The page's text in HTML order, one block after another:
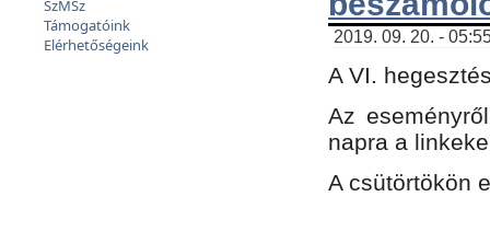
SzMSz
Támogatóink
Elérhetőségeink
2019. 09. 20. -
A VI.
Az
napra a
A csütörtökön